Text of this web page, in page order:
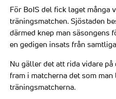
För BoIS del fick laget många
träningsmatchen. Sjöstaden
därmed knep man säsongens
en gedigen insats från
Nu gäller det att rida vidare
fram i matcherna det som
träningsmatcherna.